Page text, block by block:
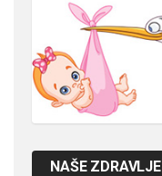
NAŠE ZDRAVLJE